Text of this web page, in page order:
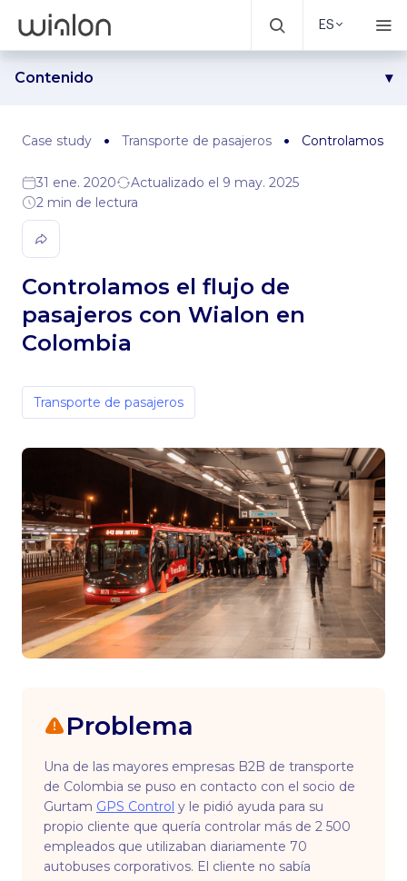
ES
Contenido
Solución
Case study Transporte de pasajeros Controlamos el
31 ene. 2020
Actualizado el 9 may. 2025
2 min de lectura
Controlamos el flujo de
pasajeros con Wialon en
Colombia
Transporte de pasajeros
Problema
Una de las mayores empresas B2B de transporte
de Colombia se puso en contacto con el socio de
Gurtam GPS Control y le pidió ayuda para su
propio cliente que quería controlar más de 2 500
empleados que utilizaban diariamente 70
autobuses corporativos. El cliente no sabía